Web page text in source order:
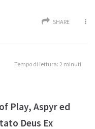
SHARE
Tempo di lettura: 2 minuti
Play, Aspyr ed
Deus Ex